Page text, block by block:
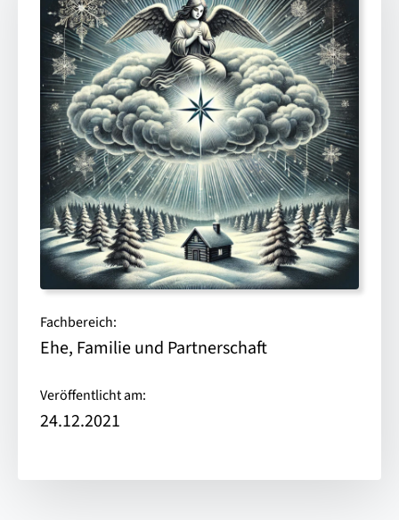
Fachbereich:
Ehe, Familie und Partnerschaft
Veröffentlicht am:
24.12.2021